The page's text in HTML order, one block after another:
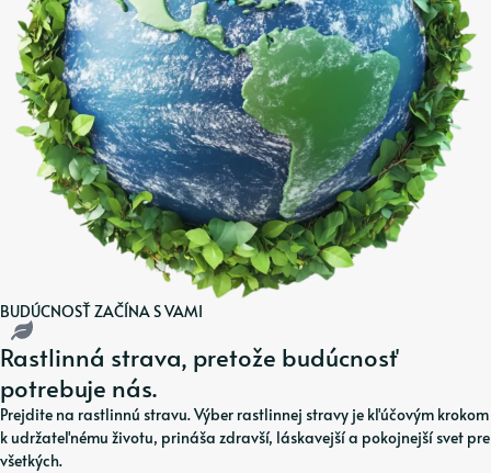
BUDÚCNOSŤ ZAČÍNA S VAMI
Rastlinná strava, pretože budúcnosť
potrebuje nás.
Prejdite na rastlinnú stravu. Výber rastlinnej stravy je kľúčovým krokom
k udržateľnému životu, prináša zdravší, láskavejší a pokojnejší svet pre
všetkých.